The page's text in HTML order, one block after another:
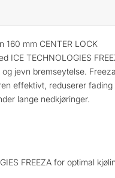
160 mm CENTER LOCK
ICE TECHNOLOGIES
jevn bremseytelse.
effektivt, reduserer fading
lange nedkjøringer.
FREEZA for optimal